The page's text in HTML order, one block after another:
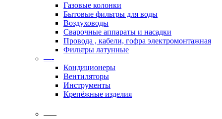
Газовые колонки
Бытовые фильтры для воды
Воздуховоды
Сварочные аппараты и насадки
Провода , кабели, гофра электромонтажная
Фильтры латунные
—-
Кондиционеры
Вентиляторы
Инструменты
Крепёжные изделия
——